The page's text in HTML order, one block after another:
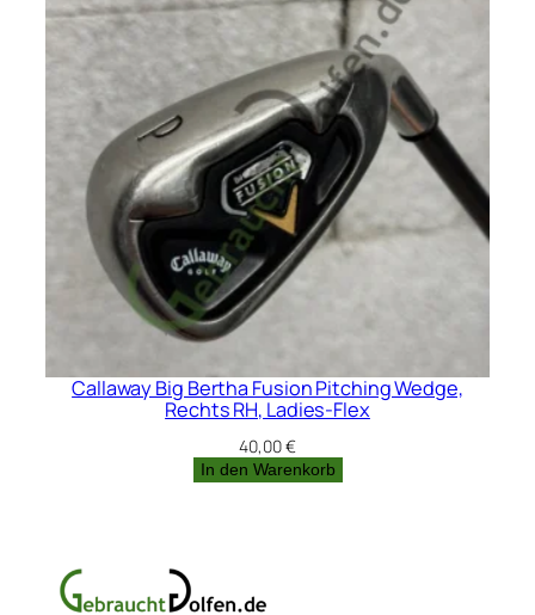
Callaway Big Bertha Fusion Pitching Wedge,
Rechts RH, Ladies-Flex
40,00€
In den Warenkorb